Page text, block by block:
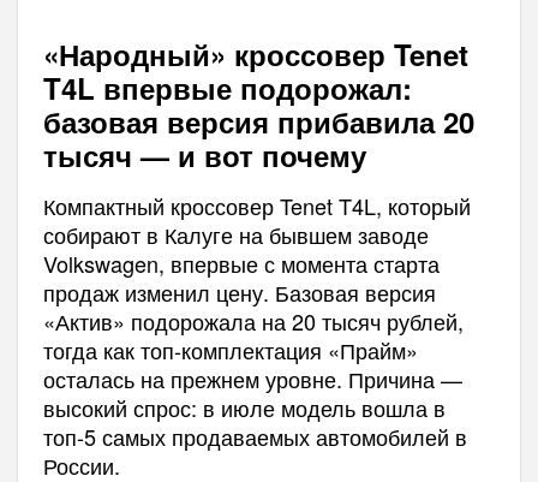
«Народный» кроссовер Tenet
T4L впервые подорожал:
базовая версия прибавила 20
тысяч — и вот почему
Компактный кроссовер Tenet T4L, который
собирают в Калуге на бывшем заводе
Volkswagen, впервые с момента старта
продаж изменил цену. Базовая версия
«Актив» подорожала на 20 тысяч рублей,
тогда как топ-комплектация «Прайм»
осталась на прежнем уровне. Причина —
высокий спрос: в июле модель вошла в
топ-5 самых продаваемых автомобилей в
России.